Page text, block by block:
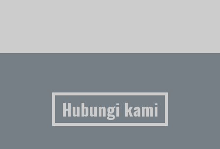
Hubungi kami